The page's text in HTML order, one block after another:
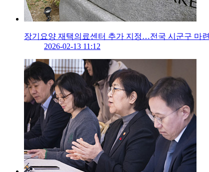
장기요양 재택의료센터 추가 지정…전국 시군구 마련
2026-02-13 11:12